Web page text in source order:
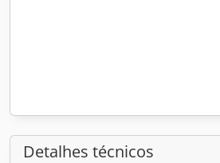
Detalhes técnicos